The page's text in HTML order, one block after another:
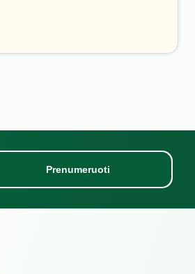
Prenumeruoti